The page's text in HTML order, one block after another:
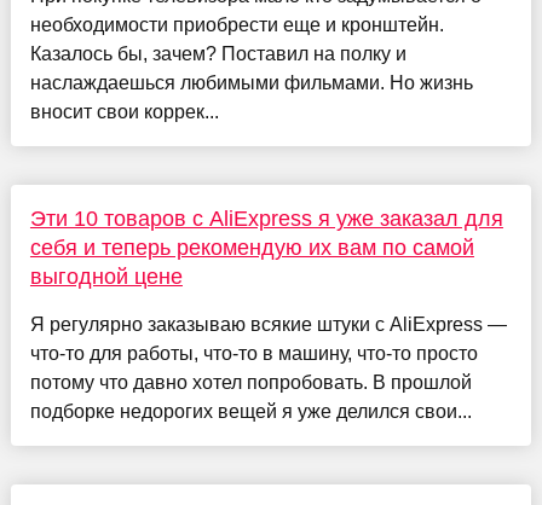
необходимости приобрести еще и кронштейн.
Казалось бы, зачем? Поставил на полку и
наслаждаешься любимыми фильмами. Но жизнь
вносит свои коррек...
Эти 10 товаров с AliExpress я уже заказал для
себя и теперь рекомендую их вам по самой
выгодной цене
Я регулярно заказываю всякие штуки с AliExpress —
что-то для работы, что-то в машину, что-то просто
потому что давно хотел попробовать. В прошлой
подборке недорогих вещей я уже делился свои...